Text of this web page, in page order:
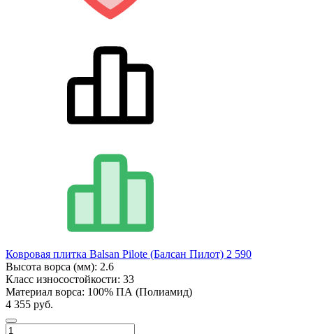
Ковровая плитка Balsan Pilote (Балсан Пилот) 2 590
Высота ворса (мм): 2.6
Класс износостойкости: 33
Материал ворса: 100% ПА (Полиамид)
4 355 руб.